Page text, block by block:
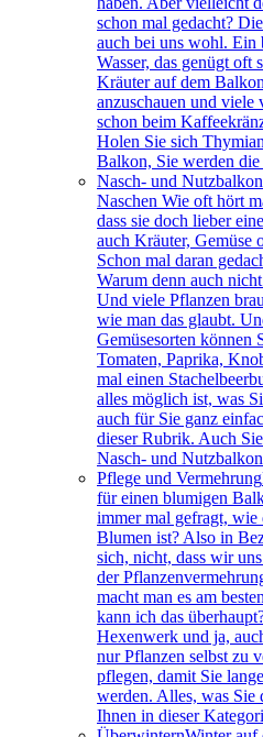
schon mal gedacht?
auch bei uns wohl. Ein
Wasser, das genügt oft
Kräuter auf dem
anzuschauen und viele
schon beim
Holen Sie sich
Balkon, Sie werden die
Nasch- und Nutzbalkon
Naschen Wie oft hört
dass sie doch lieber
auch Kräuter, Gemüse
Schon mal daran
Warum denn auch
Und viele Pflanzen
wie man das glaubt.
Gemüsesorten können
Tomaten, Paprika,
mal einen
alles möglich ist, was
auch für Sie ganz
dieser Rubrik. Auch
Nasch- und
Pflege und Vermehrung
für einen blumigen
immer mal gefragt, wie
Blumen ist? Also in
sich, nicht, dass wir
der
macht man es am
kann ich das
Hexenwerk und ja,
nur Pflanzen selbst zu
pflegen, damit Sie
werden. Alles, was Sie
Ihnen in dieser